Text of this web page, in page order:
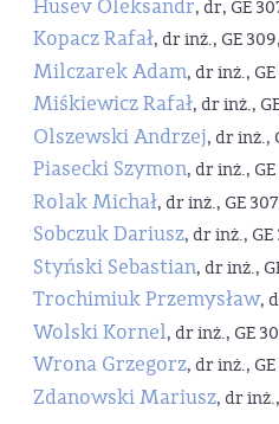
Husev Oleksandr, dr, GE
Kopacz Rafał, dr inż., GE
Milczarek Adam, dr inż.,
Miśkiewicz Rafał, dr inż.,
Olszewski Andrzej, dr inż.,
Piasecki Szymon, dr inż.,
Rolak Michał, dr inż., GE
Sobczuk Dariusz, dr inż.,
Styński Sebastian, dr inż.,
Trochimiuk Przemysław,
Wolski Kornel, dr inż., GE
Wrona Grzegorz, dr inż.,
Zdanowski Mariusz, dr